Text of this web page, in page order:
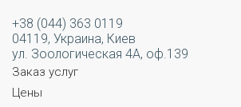
+38 (044) 363 0119
04119, Украина, Киев
ул. Зоологическая 4А, оф.139
Заказ услуг
Цены